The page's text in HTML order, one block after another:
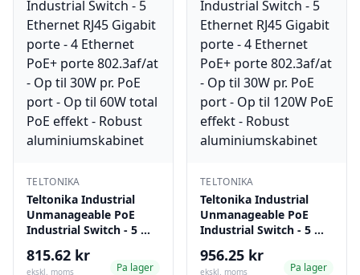
TELTONIKA
Teltonika Industrial
Unmanageable PoE
Industrial Switch - 5 …
815.62 kr
ekskl. moms Pa lager
TELTONIKA
Teltonika Industrial
Unmanageable PoE
Industrial Switch - 5 …
956.25 kr
ekskl. moms Pa lager